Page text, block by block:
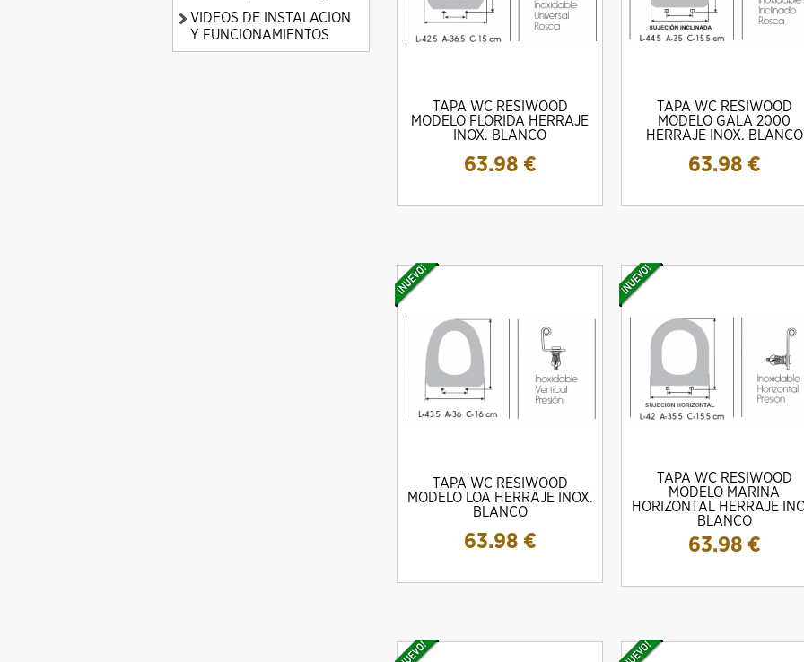
VIDEOS DE INSTALACION
Y FUNCIONAMIENTOS
TAPA WC RESIWOOD
MODELO FLORIDA HERRAJE
INOX. BLANCO
63.98 €
TAPA WC RESIWOOD
MODELO GALA 2000
HERRAJE INOX. BLANCO
63.98 €
TAPA WC RESIWOOD
MODELO LOA HERRAJE INOX.
BLANCO
63.98 €
TAPA WC RESIWOOD
MODELO MARINA
HORIZONTAL HERRAJE
BLANCO
63.98 €